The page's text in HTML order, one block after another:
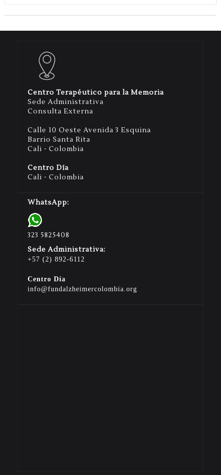
Centro Terapéutico para la Memoria
Sede Administrativa
Consulta Externa
Calle 10 Oeste Avenida 3 Esquina
Barrio Santa Rita
Cali - Colombia
Centro Día
Cali - Colombia
WhatsApp:
323 5825408
Sede Administrativa:
+57 (2) 892-6112
Centro Día
info@fundalzheimercolombia.org